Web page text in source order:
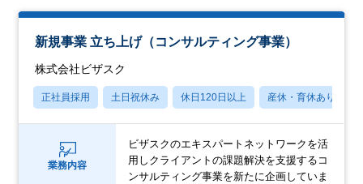
新規事業 立ち上げ（コンサルティング事業）
株式会社ビザスク
正社員採用 土日祝休み 休日120日以上 産休・育休あり
業務内容
ビザスクのエキスパートネットワークを活
用しクライアントの課題解決を支援するコ
ンサルティング事業を新たに企画していま